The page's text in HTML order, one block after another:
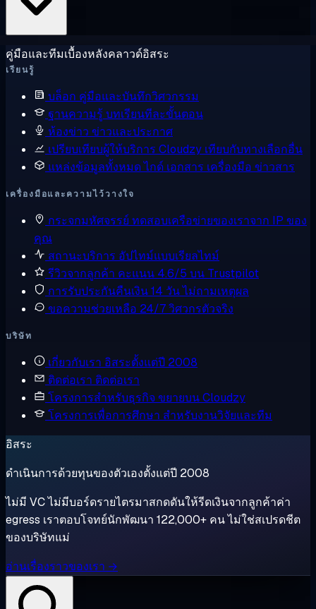
คู่มือและทีมเบื้องหลังคลาวด์อิสระ
เรียนรู้
บล็อก คู่มือและบันทึกวิศวกรรม
ฐานความรู้ บทเรียนทีละขั้นตอน
ห้องข่าว ข่าวและประกาศ
เปรียบเทียบผู้ให้บริการ Cloudzy เทียบกับทางเลือกอื่น
แหล่งข้อมูลทั้งหมดไกด์ เอกสาร เครื่องมือ ข่าวสาร
เครื่องมือและความไว้วางใจ
กระจกมหัศจรรย์ ทดสอบเครือข่ายของเราจาก IP ของ
คุณ
สถานะบริการ อัปไทม์แบบเรียลไทม์
รีวิวจากลูกค้า คะแนน 4.6/5 บน Trustpilot
การรับประกันคืนเงิน14 วัน ไม่ถามเหตุผล
ขอความช่วยเหลือ 24/7 วิศวกรตัวจริง
บริษัท
เกี่ยวกับเรา อิสระตั้งแต่ปี 2008
ติดต่อเรา ติดต่อเรา
โครงการสำหรับธุรกิจ ขยายบน Cloudzy
โครงการเพื่อการศึกษา สำหรับงานวิจัยและทีม
อิสระ
ดำเนินการด้วยทุนของตัวเองตั้งแต่ปี 2008
ไม่มี VC ไม่มีบอร์ดรายไตรมาสกดดันให้รีดเงินจากลูกค้าค่า
egress เราตอบโจทย์นักพัฒนา 122,000+ คน ไม่ใช่สเปรดชีต
ของบริษัทแม่
อ่านเรื่องราวของเรา →